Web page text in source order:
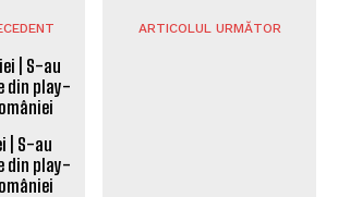
| S-au
din play-
ARTICOLUL URMĂTOR